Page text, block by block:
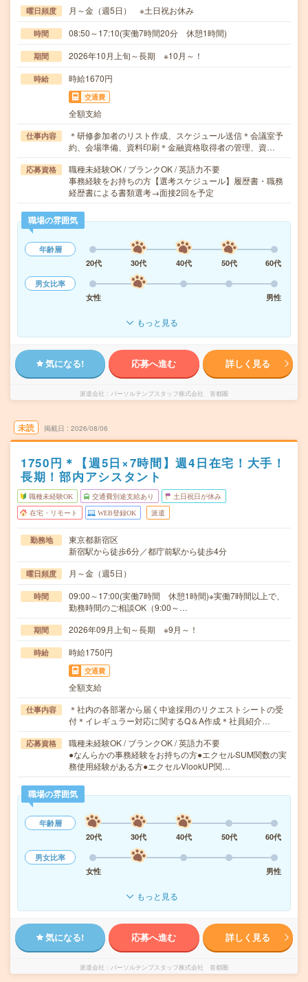
曜日頻度 月～金（週5日） ※土日祝お休み
時間 08:50～17:10(実働7時間20分 休憩1時間)
期間 2026年10月上旬～長期 ※10月～！
時給 時給1670円
交通費
全額支給
仕事内容
＊研修参加者のリスト作成、スケジュール送信＊会議室予
約、会場準備、資料印刷＊金融資格取得者の管理、資…
応募資格
職種未経験OK / ブランクOK / 英語力不要
事務経験をお持ちの方【選考スケジュール】履歴書・職務
経歴書による書類選考→面接2回を予定
職場の雰囲気
年齢層
20代
30代 40代 50代
60代
男女比率
女性
男性
もっと見る
気になる! 応募へ進む 詳しく見る
派遣会社 パーソルテンプスタッフ株式会社 首都圏
未読 掲載日 2026/08/06
1750円＊【週5日×7時間】週4日在宅！大手！
長期！部内アシスタント
職種未経験OK 交通費別途支給あり 土日祝日が休み
在宅・リモート WEB登録OK 派遣
勤務地
東京都新宿区
新宿駅から徒歩6分／都庁前駅から徒歩4分
曜日頻度 月～金（週5日）
時間
09:00～17:00(実働7時間 休憩1時間)※実働7時間以上で、
勤務時間のご相談OK（9:00～…
期間 2026年09月上旬～長期 ※9月～！
時給 時給1750円
交通費
全額支給
仕事内容
＊社内の各部署から届く中途採用のリクエストシートの受
付＊イレギュラー対応に関するQ＆A作成＊社員紹介…
応募資格
職種未経験OK / ブランクOK / 英語力不要
●なんらかの事務経験をお持ちの方●エクセルSUM関数の実
務使用経験がある方●エクセルVlookUP関…
職場の雰囲気
年齢層
20代
30代 40代 50代
60代
男女比率
女性
男性
もっと見る
気になる! 応募へ進む 詳しく見る
派遣会社 パーソルテンプスタッフ株式会社 首都圏